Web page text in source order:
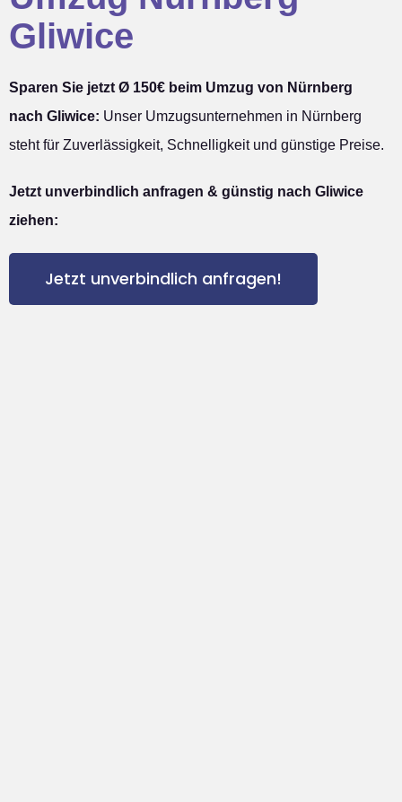
Gliwice
Sparen Sie jetzt Ø 150€ beim Umzug von Nürnberg
nach Gliwice: Unser Umzugsunternehmen in Nürnberg
steht für Zuverlässigkeit, Schnelligkeit und günstige Preise.
Jetzt unverbindlich anfragen & günstig nach Gliwice
ziehen:
Jetzt unverbindlich anfragen!